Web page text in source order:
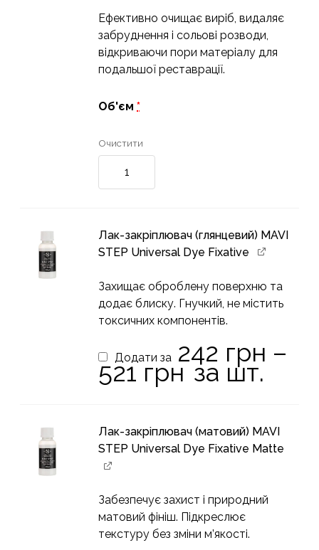
Ефективно очищає виріб, видаляє
забруднення і сольові розводи,
відкриваючи пори матеріалу для
подальшої реставрації.
Об'єм*
Очистити
MAVI
STEP
Cleaner
кількість
Лак-закріплювач (глянцевий) MAVI
STEP Universal Dye Fixative
Захищає оброблену поверхню та
додає блиску. Гнучкий, не містить
токсичних компонентів.
Додати за 242 грн –
521грнДіапазон
цін:
521 грн
за шт.
Лак-закріплювач (матовий) MAVI
STEP Universal Dye Fixative Matte
Забезпечує захист і природний
матовий фініш. Підкреслює
текстуру без зміни м’якості.